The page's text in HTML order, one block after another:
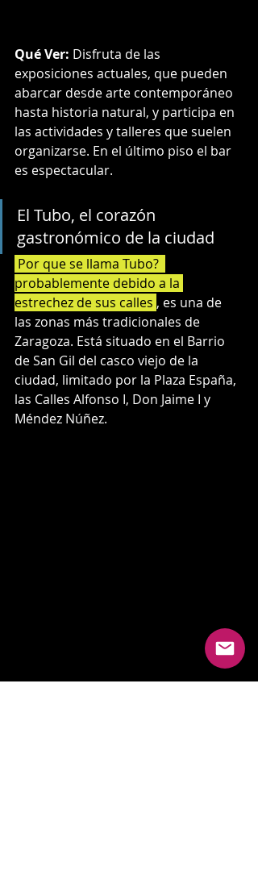
Qué Ver: Disfruta de las
exposiciones actuales, que pueden
abarcar desde arte contemporáneo
hasta historia natural, y participa en
las actividades y talleres que suelen
organizarse. En el último piso el bar
es espectacular.
El Tubo, el corazón
gastronómico de la ciudad
probablemente debido a la
estrechez de sus calles , es una de
las zonas más tradicionales de
Zaragoza. Está situado en el Barrio
de San Gil del casco viejo de la
ciudad, limitado por la Plaza España,
las Calles Alfonso I, Don Jaime I y
Méndez Núñez.